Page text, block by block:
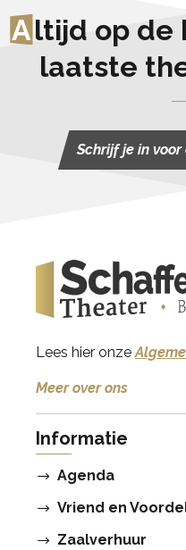
Altijd op de
laatste
Schrijf je in
Lees hier onze
Meer over ons
Informatie
Agenda
Vriend en
Zaalverhuur